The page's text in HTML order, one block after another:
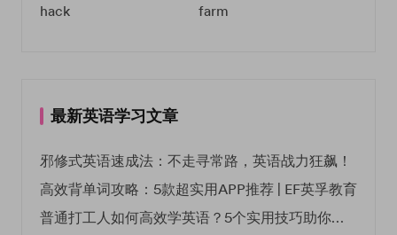
hack
farm
最新英语学习文章
邪修式英语速成法：不走寻常路，英语战力狂飙！
高效背单词攻略：5款超实用APP推荐 | EF英孚教育
普通打工人如何高效学英语？5个实用技巧助你突破职场瓶颈